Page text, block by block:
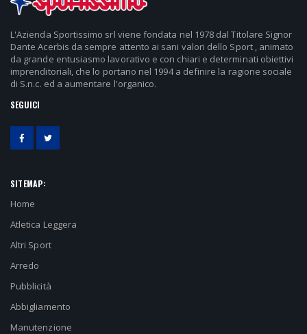
L'Azienda Sportissimo srl viene fondata nel 1978 dal Titolare Signor
Dante Acerbis da sempre attento ai sani valori dello Sport , animato
da grande entusiasmo lavorativo e con chiari e determinati obiettivi
imprenditoriali, che lo portano nel 1994 a definire la ragione sociale
di S.n.c. ed a aumentare l'organico.
SEGUICI
SITEMAP:
Home
Atletica Leggera
Altri Sport
Arredo
Pubblicità
Abbigliamento
Manutenzione